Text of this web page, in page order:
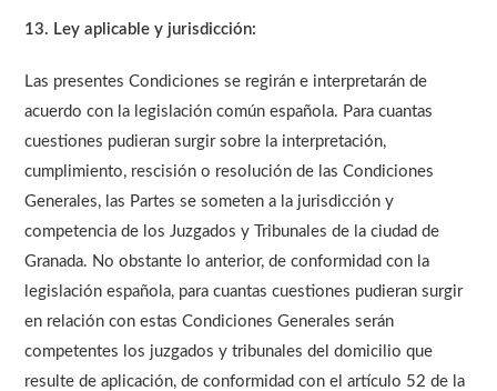
13. Ley aplicable y jurisdicción:
Las presentes Condiciones se regirán e interpretarán de
acuerdo con la legislación común española. Para cuantas
cuestiones pudieran surgir sobre la interpretación,
cumplimiento, rescisión o resolución de las Condiciones
Generales, las Partes se someten a la jurisdicción y
competencia de los Juzgados y Tribunales de la ciudad de
Granada. No obstante lo anterior, de conformidad con la
legislación española, para cuantas cuestiones pudieran surgir
en relación con estas Condiciones Generales serán
competentes los juzgados y tribunales del domicilio que
resulte de aplicación, de conformidad con el artículo 52 de la